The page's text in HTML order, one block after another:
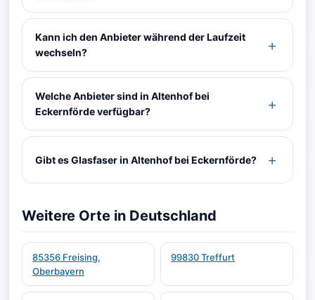
Kann ich den Anbieter während der Laufzeit
wechseln?
Welche Anbieter sind in Altenhof bei
Eckernförde verfügbar?
Gibt es Glasfaser in Altenhof bei Eckernförde?
Weitere Orte in Deutschland
85356 Freising,
Oberbayern
99830 Treffurt